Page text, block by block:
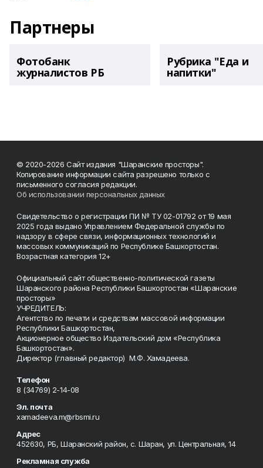
Партнеры
Фотобанк
журналистов РБ
Рубрика "Еда и
напитки"
© 2020-2026 Сайт издания "Шаранские просторы".
Копирование информации сайта разрешено только с
письменного согласия редакции.
Об использовании персональных данных
Свидетельство о регистрации ПИ № ТУ 02-01792 от 19 мая
2025 года выдано Управлением Федеральной службы по
надзору в сфере связи, информационных технологий и
массовых коммуникаций по Республике Башкортостан.
Возрастная категория 12+
Официальный сайт общественно-политической газеты
Шаранского района Республики Башкортостан «Шаранские
просторы»
УЧРЕДИТЕЛЬ:
Агентство по печати и средствам массовой информации
Республики Башкортостан,
Акционерное общество Издательский дом «Республика
Башкортостан».
Директор (главный редактор) М.Ф. Хамадеева.
Телефон
8 (34769) 2-14-08
Эл. почта
xamadeeva.m@rbsmi.ru
Адрес
452630, РБ, Шаранский район, с. Шаран, ул. Центральная, 14
Рекламная служба